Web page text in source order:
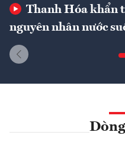
Thanh Hóa khẩn
nguyên nhân nước